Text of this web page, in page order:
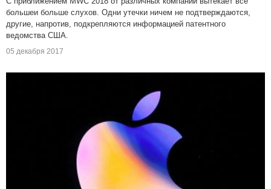
большеи больше слухов. Одни утечки ничем не подтверждаются,
другие, напротив, подкрепляются информацией патентного
ведомства США.
05 декабря 2017